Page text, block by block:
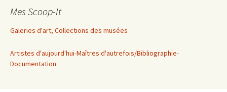
Mes Scoop-It
Galeries d'art, Collections des musées
Artistes d'aujourd'hui-Maîtres d'autrefois/Bibliographie-
Documentation